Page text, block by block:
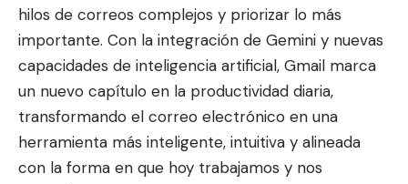
hilos de correos complejos y priorizar lo más
importante. Con la integración de Gemini y nuevas
capacidades de inteligencia artificial, Gmail marca
un nuevo capítulo en la productividad diaria,
transformando el correo electrónico en una
herramienta más inteligente, intuitiva y alineada
con la forma en que hoy trabajamos y nos